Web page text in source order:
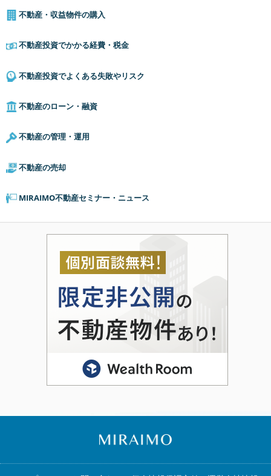
不動産・収益物件の購入
不動産投資でかかる経費・税金
不動産投資でよくある失敗やリスク
不動産のローン・融資
不動産の管理・運用
不動産の売却
MIRAIMO不動産セミナー・ニュース